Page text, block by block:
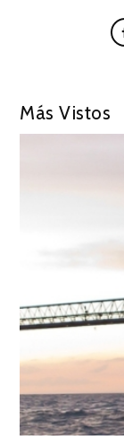
Más Vistos